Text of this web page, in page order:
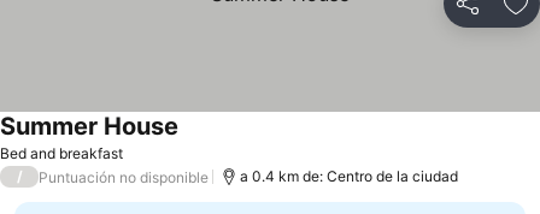
Compartir
Bed and breakfast
Summer House
/ Puntuación no disponible a 0.4 km de: Centro de la ciudad